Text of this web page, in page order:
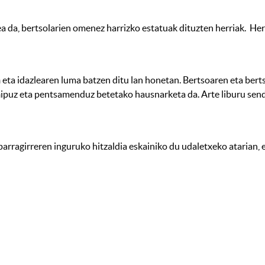
da, bertsolarien omenez harrizko estatuak dituzten herriak.
idazlearen luma batzen ditu lan honetan. Bertsoaren eta
eta pentsamenduz betetako hausnarketa da. Arte liburu
inguruko hitzaldia eskainiko du udaletxeko